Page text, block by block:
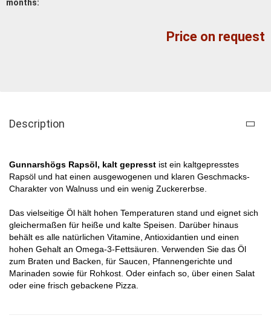
months:
Price on request
Description
Gunnarshögs Rapsöl, kalt gepresst ist ein kaltgepresstes
Rapsöl und hat einen ausgewogenen und klaren Geschmacks-
Charakter von Walnuss und ein wenig Zuckererbse.
Das vielseitige Öl hält hohen Temperaturen stand und eignet sich
gleichermaßen für heiße und kalte Speisen. Darüber hinaus
behält es alle natürlichen Vitamine, Antioxidantien und einen
hohen Gehalt an Omega-3-Fettsäuren. Verwenden Sie das Öl
zum Braten und Backen, für Saucen, Pfannengerichte und
Marinaden sowie für Rohkost. Oder einfach so, über einen Salat
oder eine frisch gebackene Pizza.